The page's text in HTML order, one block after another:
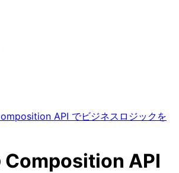
API でビジネスロジックを
Composition API